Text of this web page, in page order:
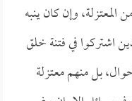
المعتزلة، وإن كان ينبه
اشتركوا في فتنة خلق
بل منهم معتزلة